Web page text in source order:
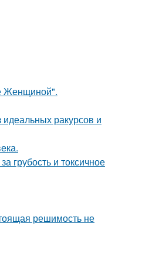
Женщиной".
идеальных ракурсов и
грубость и токсичное
решимость не